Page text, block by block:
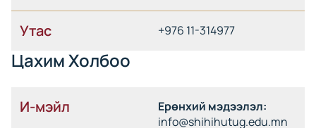
Утас +976 11-314977
Цахим Холбоо
И-мэйл
Ерөнхий мэдээлэл:
info@shihihutug.edu.mn